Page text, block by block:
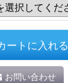
ートに入れる
お問い合わせ